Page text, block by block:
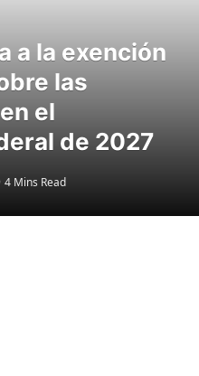
a la exención
las
el
de 2027
4 Mins Read